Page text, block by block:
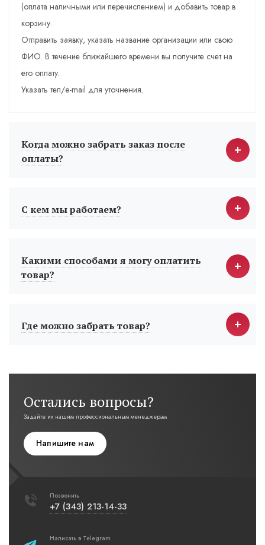
(оплата наличными или перечислением) и добавить товар в
корзину.
Отправить заявку, указать название организации или свою
ФИО. В течение ближайшего времени вы получите счет на
его оплату.
Указать тел/e-mail для уточнения.
Когда можно забрать заказ после
оплаты?
С кем мы работаем?
Какими способами я могу оплатить
товар?
Где можно забрать товар?
Остались вопросы?
Задайте их нашим профессиональным менеджерам
Напишите нам
Позвонить
+7 (343) 213-14-33
Написать в Telegram